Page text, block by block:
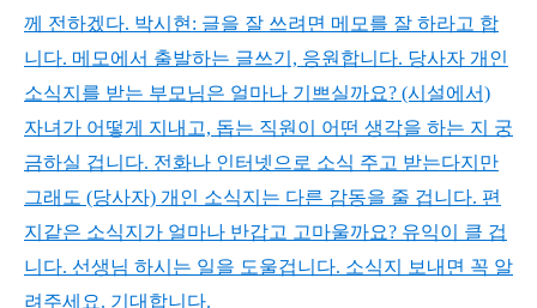
께 전하겠다. 박시현: 글을 잘 쓰려면 메모를 잘 하라고 합
니다. 메모에서 출발하는 글쓰기, 응원합니다. 당사자 개인
소식지를 받는 부모님은 얼마나 기쁘실까요? (시설에서)
자녀가 어떻게 지내고, 돕는 직원이 어떤 생각을 하는 지 궁
금하실 겁니다. 전화나 인터넷으로 소식 주고 받는다지만
그래도 (당사자) 개인 소식지는 다른 감동을 줄 겁니다. 편
지같은 소식지가 얼마나 반갑고 고마울까요? 유익이 클 겁
니다. 선생님 하시는 일을 도울겁니다. 소식지 보내면 꼭 알
려주세요. 기대합니다.